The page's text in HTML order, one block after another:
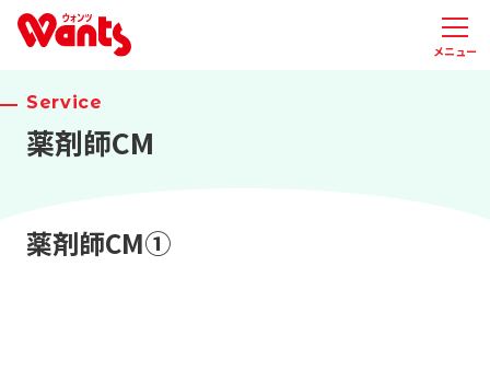
メニュー
Service
薬剤師CM
薬剤師CM①